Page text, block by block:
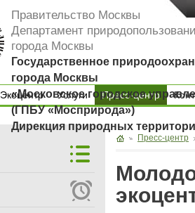
Правительство Москвы
Департамент
города Москвы
Государственное
города Москвы
«Московское городское
(ГПБУ «Мосприрода»)
Дирекция природных
Экоцентр
Экоцентр
Услуги
Услуги
Пресс-центр
Пресс-центр